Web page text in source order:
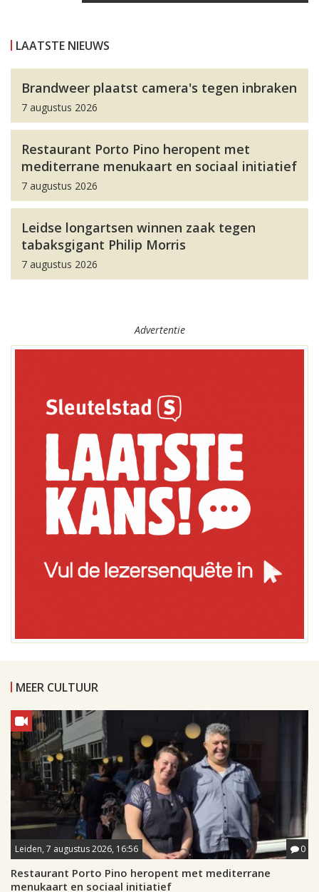
LAATSTE NIEUWS
Brandweer plaatst camera's tegen inbraken
7 augustus 2026
Restaurant Porto Pino heropent met
mediterrane menukaart en sociaal initiatief
7 augustus 2026
Leidse longartsen winnen zaak tegen
tabaksgigant Philip Morris
7 augustus 2026
Advertentie
MEER CULTUUR
Leiden, 7 augustus 2026, 16:56 0
Restaurant Porto Pino heropent met mediterrane
menukaart en sociaal initiatief